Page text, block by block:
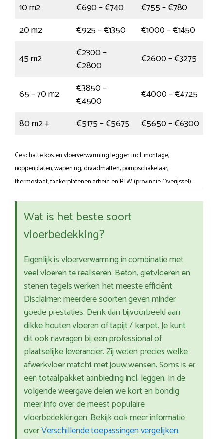
10 m2
€690 – €740
€755 – €780
20 m2
€925 – €1350
€1000 – €1450
45 m2
€2300 –
€2800
€2600 – €3275
65 – 70 m2
€3850 –
€4500
€4000 – €4725
80 m2 +
€5175 – €5675 €5650 – €6300
Geschatte kosten vloerverwarming leggen incl. montage,
noppenplaten, wapening, draadmatten, pompschakelaar,
thermostaat, tackerplatenen arbeid en BTW (provincie Overijssel).
Wat is het beste soort
vloerbedekking?
Eigenlijk is vloerverwarming in combinatie met
veel vloeren te realiseren. Beton, gietvloeren en
stenen tegels werken het meeste efficiënt.
Disclaimer: meerdere soorten geven minder
goede prestaties. Denk dan bijvoorbeeld aan
dikke houten vloeren of tapijt / karpet. Je kunt
dit ook navragen bij een professional of
plaatselijke leverancier. Zij weten precies welke
afwerkvloer matcht met jouw wensen. Soms is er
een totaalpakket aanbieding incl. leggen. In de
volgende weergave delen we kort en bondig
meer info over de meest populaire
vloerbedekkingen. Bekijk ook meer informatie
overVerschillende toepassingen vergelijken.